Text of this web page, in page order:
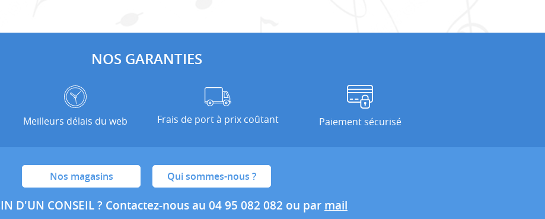
NOS GARANTIES
Meilleurs délais du web Frais de port à prix coûtant Paiement sécurisé
Nos magasins Qui sommes-nous ?
D'UN CONSEIL ? Contactez-nous au 04 95 082 082 ou par mail